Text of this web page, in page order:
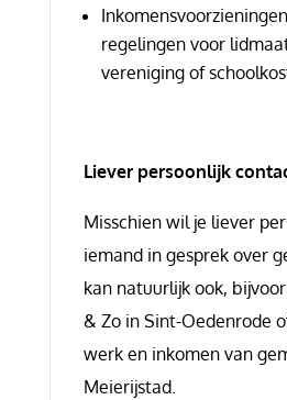
regelingen voor
vereniging of
Liever persoonlijk
Misschien wil je liever
iemand in gesprek over
kan natuurlijk ook,
& Zo in Sint-Oedenrode
werk en inkomen van
Meierijstad.